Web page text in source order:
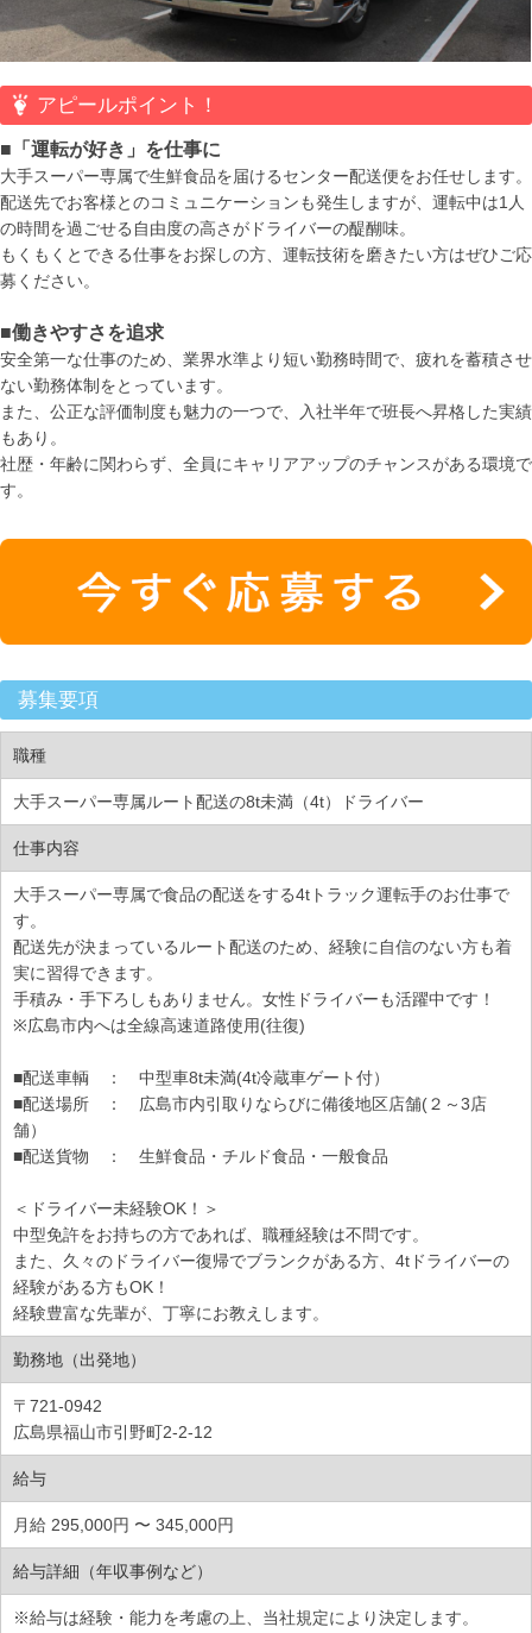
アピールポイント！
■「運転が好き」を仕事に
大手スーパー専属で生鮮食品を届けるセンター配送便をお任せします。
配送先でお客様とのコミュニケーションも発生しますが、運転中は1人
の時間を過ごせる自由度の高さがドライバーの醍醐味。
もくもくとできる仕事をお探しの方、運転技術を磨きたい方はぜひご応
募ください。
■働きやすさを追求
安全第一な仕事のため、業界水準より短い勤務時間で、疲れを蓄積させ
ない勤務体制をとっています。
また、公正な評価制度も魅力の一つで、入社半年で班長へ昇格した実績
もあり。
社歴・年齢に関わらず、全員にキャリアアップのチャンスがある環境で
す。
募集要項
職種
大手スーパー専属ルート配送の8t未満（4t）ドライバー
仕事内容
大手スーパー専属で食品の配送をする4tトラック運転手のお仕事で
す。
配送先が決まっているルート配送のため、経験に自信のない方も着
実に習得できます。
手積み・手下ろしもありません。女性ドライバーも活躍中です！
※広島市内へは全線高速道路使用(往復)
■配送車輌 ： 中型車8t未満(4t冷蔵車ゲート付）
■配送場所 ： 広島市内引取りならびに備後地区店舗(２～3店
舗）
■配送貨物 ： 生鮮食品・チルド食品・一般食品
＜ドライバー未経験OK！＞
中型免許をお持ちの方であれば、職種経験は不問です。
また、久々のドライバー復帰でブランクがある方、4tドライバーの
経験がある方もOK！
経験豊富な先輩が、丁寧にお教えします。
勤務地（出発地）
〒721-0942
広島県福山市引野町2-2-12
給与
月給 295,000円 〜 345,000円
給与詳細（年収事例など）
※給与は経験・能力を考慮の上、当社規定により決定します。